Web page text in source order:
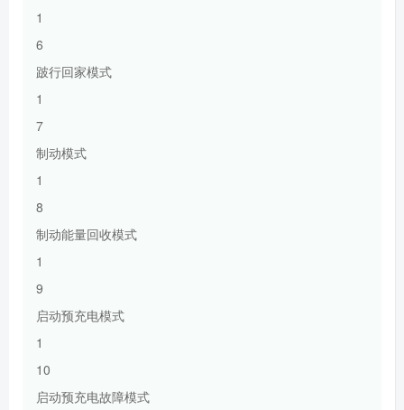
1
6
跛行回家模式
1
7
制动模式
1
8
制动能量回收模式
1
9
启动预充电模式
1
10
启动预充电故障模式